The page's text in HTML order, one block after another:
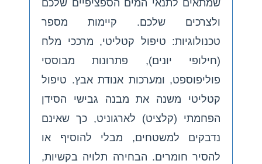
שמתאים לתנאי המים הספציפיים שלכם
ולצרכים שלכם. קיימות מספר
טכנולוגיות: טיפול קטליטי, מרככי מלח
(חילופי יונים), פתרונות מבוססי
פוליפוספט, ומערכות אנודת אבץ. טיפול
קטליטי משנה את מבנה גבישי הסידן
הפחמתי (קלציט) לארגוניט, כך שאינם
נדבקים למשטחים, מבלי להוסיף או
להסיר חומרים. הבחירה תלויה בקשיות,